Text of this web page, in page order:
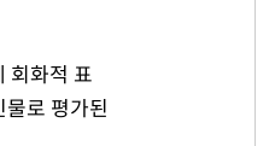
회화적 표
로 평가된